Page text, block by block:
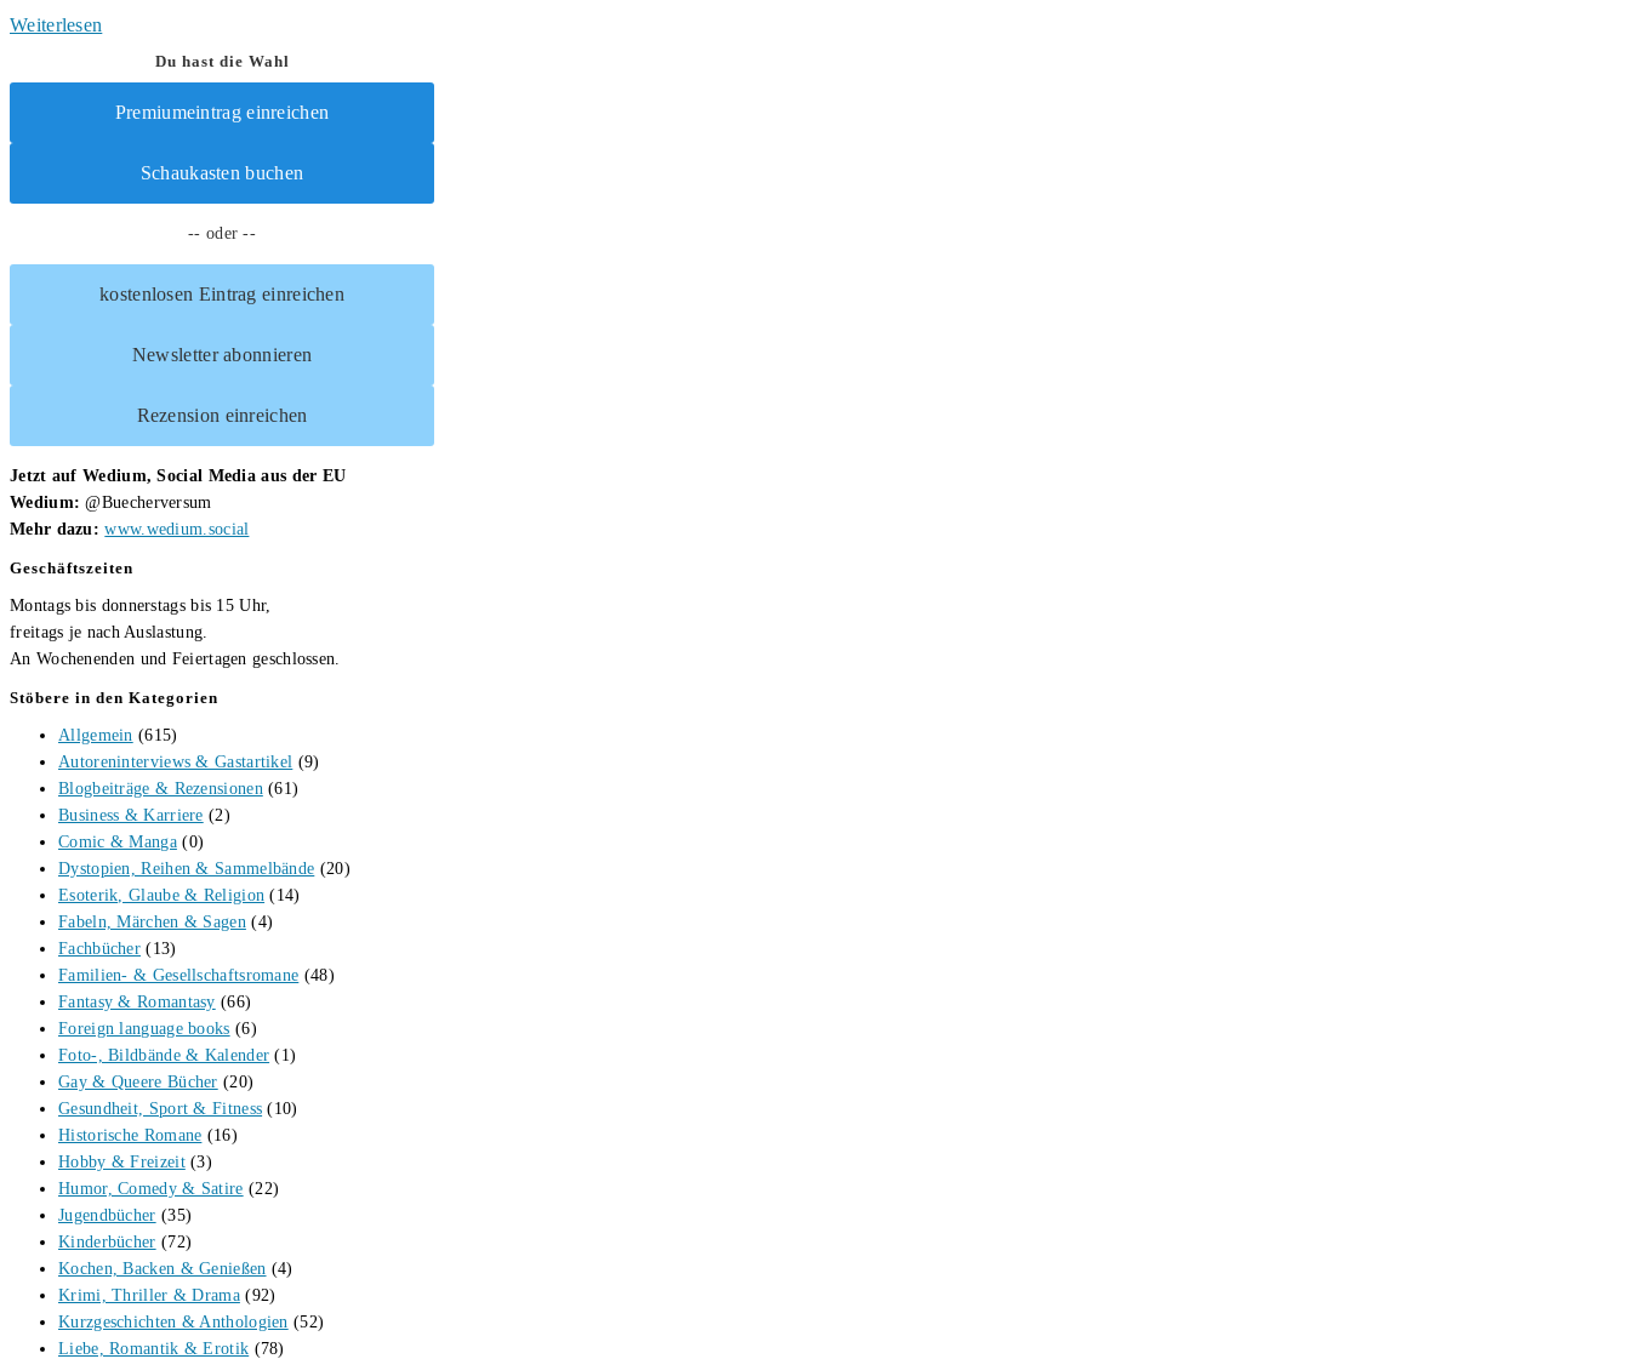
Weiterlesen
Liebscher
und
alle,
noch
nicht
Du hast die Wahl
Premiumeintrag einreichen
Schaukasten buchen
-- oder --
kostenlosen Eintrag einreichen
Newsletter abonnieren
Rezension einreichen
Jetzt auf Wedium, Social Media aus der EU
Wedium: @Buecherversum
Mehr dazu: www.wedium.social
Geschäftszeiten
Montags bis donnerstags bis 15 Uhr,
freitags je nach Auslastung.
An Wochenenden und Feiertagen geschlossen.
Stöbere in den Kategorien
Allgemein (615)
Autoreninterviews & Gastartikel (9)
Blogbeiträge & Rezensionen (61)
Business & Karriere (2)
Comic & Manga (0)
Dystopien, Reihen & Sammelbände (20)
Esoterik, Glaube & Religion (14)
Fabeln, Märchen & Sagen (4)
Fachbücher (13)
Familien- & Gesellschaftsromane (48)
Fantasy & Romantasy (66)
Foreign language books (6)
Foto-, Bildbände & Kalender (1)
Gay & Queere Bücher (20)
Gesundheit, Sport & Fitness (10)
Historische Romane (16)
Hobby & Freizeit (3)
Humor, Comedy & Satire (22)
Jugendbücher (35)
Kinderbücher (72)
Kochen, Backen & Genießen (4)
Krimi, Thriller & Drama (92)
Kurzgeschichten & Anthologien (52)
Liebe, Romantik & Erotik (78)